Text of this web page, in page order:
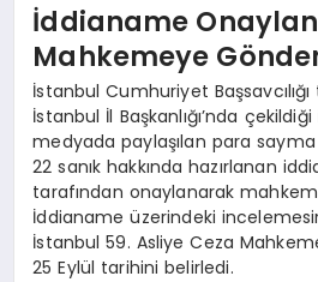
İddianame
Mahkemeye
İstanbul Cumhuriyet Başsavcılığı
İstanbul İl Başkanlığı’nda
medyada paylaşılan para
22 sanık hakkında hazırlanan
tarafından onaylanarak
İddianame üzerindeki
İstanbul 59. Asliye Ceza
25 Eylül tarihini belirledi.